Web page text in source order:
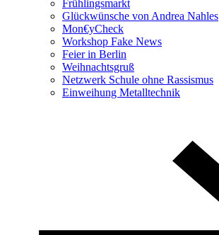
Frühlingsmarkt
Glückwünsche von Andrea Nahles
Mon€yCheck
Workshop Fake News
Feier in Berlin
Weihnachtsgruß
Netzwerk Schule ohne Rassismus
Einweihung Metalltechnik